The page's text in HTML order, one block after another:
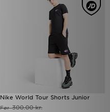
Nike World Tour Shorts Junior
Før300.00 kr.